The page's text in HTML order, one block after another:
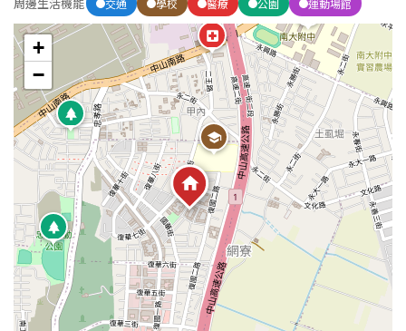
屋齡
不拘
5 年以下
5-10 年 10-20 年
20-30 年 30-40 年
40 年以上
售價
交通 學校 醫療 公園 運動場館
+
−